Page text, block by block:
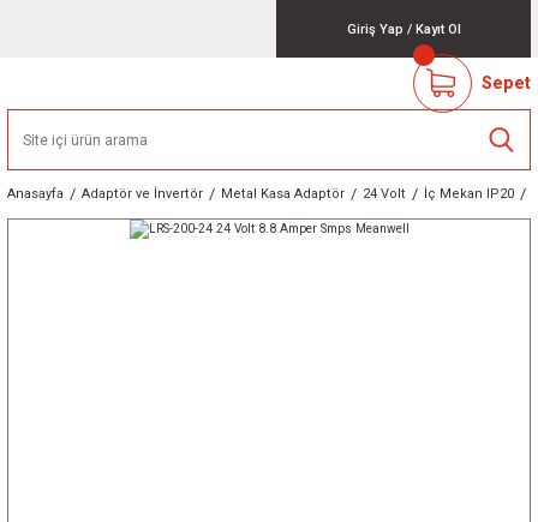
Giriş Yap / Kayıt Ol
Sepet
Anasayfa Adaptör ve İnvertör Metal Kasa Adaptör 24 Volt İç Mekan IP20